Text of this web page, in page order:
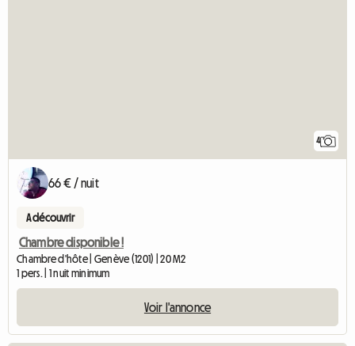
4
66 € / nuit
A découvrir
Chambre disponible !
Chambre d'hôte | Genève (1201) | 20 M2
1 pers. | 1 nuit minimum
Voir l'annonce